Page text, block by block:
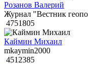
Розанов Валерий
Журнал "Вестник
4751805
Каймин Михаил
mkaymin2000
4512385